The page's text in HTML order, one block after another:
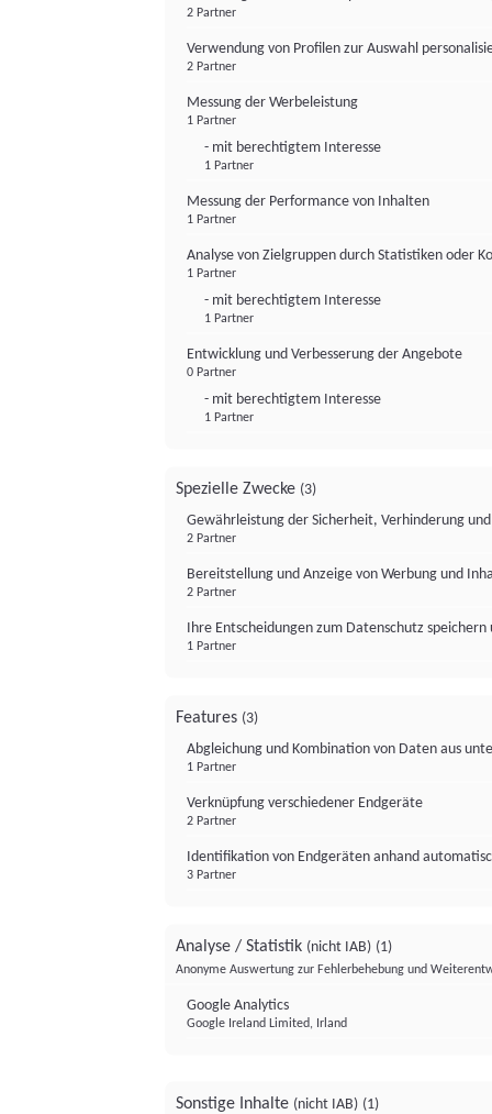
2 Partner
Verwendung von Profilen zur Auswahl
2 Partner
Messung der Werbeleistung
1 Partner
- mit berechtigtem Interesse
1 Partner
Messung der Performance von Inhalten
1 Partner
Analyse von Zielgruppen durch Statistiken oder
1 Partner
- mit berechtigtem Interesse
1 Partner
Entwicklung und Verbesserung der Angebote
0 Partner
- mit berechtigtem Interesse
1 Partner
Spezielle Zwecke (3)
Gewährleistung der Sicherheit, Verhinderung
2 Partner
Bereitstellung und Anzeige von Werbung und
2 Partner
Ihre Entscheidungen zum Datenschutz
1 Partner
Features (3)
Abgleichung und Kombination von Daten aus
1 Partner
Verknüpfung verschiedener Endgeräte
2 Partner
Identifikation von Endgeräten anhand
3 Partner
Analyse / Statistik (nicht IAB) (1)
Anonyme Auswertung zur Fehlerbehebung und
Google Analytics
Google Ireland Limited, Irland
Sonstige Inhalte (nicht IAB) (1)